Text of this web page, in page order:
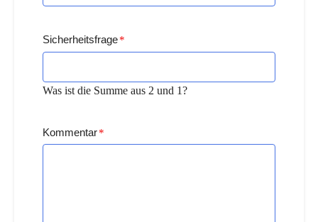
Sicherheitsfrage*
Was ist die Summe aus 2 und 1?
Kommentar*